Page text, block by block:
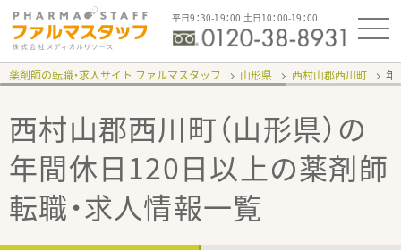
平日9：30-19：00 土日10：00-19：00
薬剤師の転職・求人サイト ファルマスタッフ 山形県 西村山郡西川町 年
西村山郡西川町（山形県）の
年間休日120日以上の薬剤師
転職・求人情報一覧